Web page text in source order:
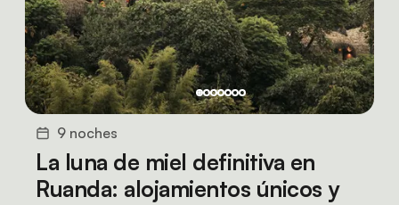
9 noches
La luna de miel definitiva en
Ruanda: alojamientos únicos y